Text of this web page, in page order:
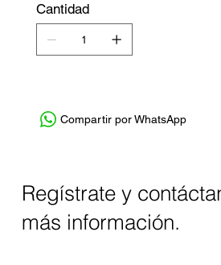
Cantidad
Compartir por WhatsApp
Regístrate y
más información.